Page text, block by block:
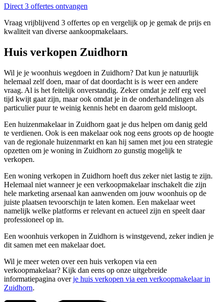
Direct 3 offertes ontvangen
Vraag vrijblijvend 3 offertes op en vergelijk op je gemak de prijs en
kwaliteit van diverse aankoopmakelaars.
Huis verkopen Zuidhorn
Wil je je woonhuis wegdoen in Zuidhorn? Dat kun je natuurlijk
helemaal zelf doen, maar of dat doordacht is is weer een andere
vraag. Al is het feitelijk onverstandig. Zeker omdat je zelf erg veel
tijd kwijt gaat zijn, maar ook omdat je in de onderhandelingen als
particulier puur te weinig kennis hebt en daarom geld misloopt.
Een huizenmakelaar in Zuidhorn gaat je dus helpen om danig geld
te verdienen. Ook is een makelaar ook nog eens groots op de hoogte
van de regionale huizenmarkt en kan hij samen met jou een strategie
opzetten om je woning in Zuidhorn zo gunstig mogelijk te
verkopen.
Een woning verkopen in Zuidhorn hoeft dus zeker niet lastig te zijn.
Helemaal niet wanneer je een verkoopmakelaar inschakelt die zijn
hele marketing arsenaal kan aanwenden om jouw woonhuis op de
juiste plaatsen tevoorschijn te laten komen. Een makelaar weet
namelijk welke platforms er relevant en actueel zijn en speelt daar
professioneel op in.
Een woonhuis verkopen in Zuidhorn is winstgevend, zeker indien je
dit samen met een makelaar doet.
Wil je meer weten over een huis verkopen via een
verkoopmakelaar? Kijk dan eens op onze uitgebreide
informatiepagina overje huis verkopen via een verkoopmakelaar in
Zuidhorn.